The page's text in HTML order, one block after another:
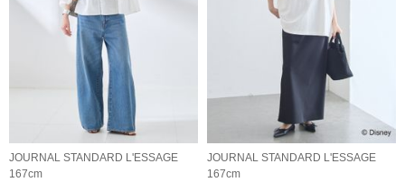
JOURNAL STANDARD L'ESSAGE
167cm
JOURNAL STANDARD L'ESSAGE
167cm